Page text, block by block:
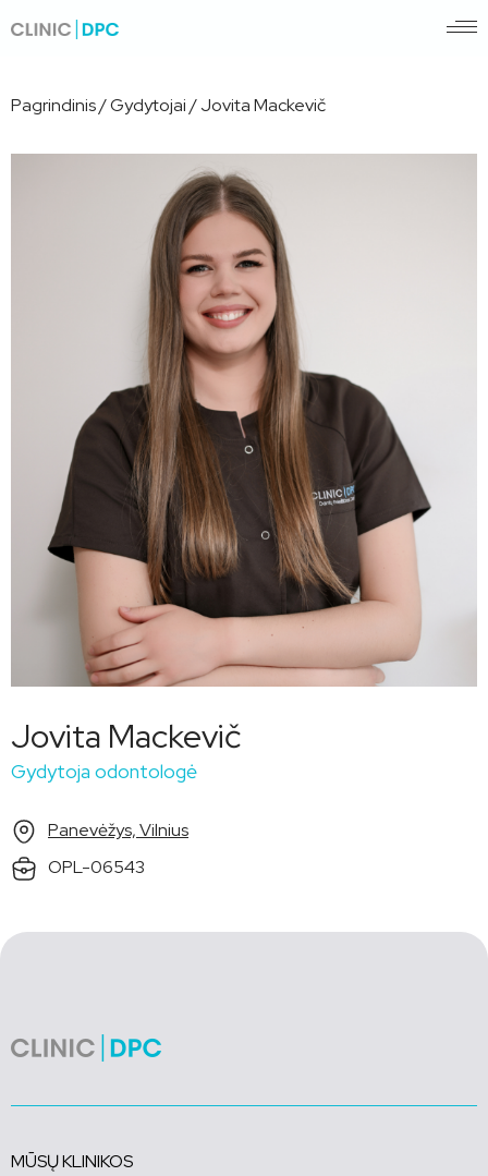
Pagrindinis/Gydytojai/Jovita Mackevič
Jovita Mackevič
Gydytoja odontologė
Panevėžys, Vilnius
OPL-06543
MŪSŲ KLINIKOS